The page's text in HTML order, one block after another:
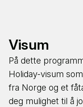
eller velge å ta
sende deg en
japansknivåen din
Ta kontakt med
Visum
På dette
Holiday-visum
fra Norge og et
deg mulighet til å